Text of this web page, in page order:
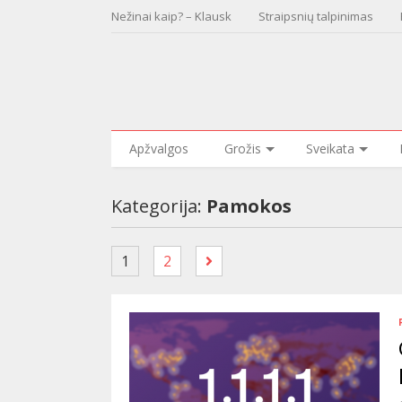
Nežinai kaip? – Klausk Straipsnių talpinimas
Apžvalgos Grožis Sveikata
Kategorija: Pamokos
1 2